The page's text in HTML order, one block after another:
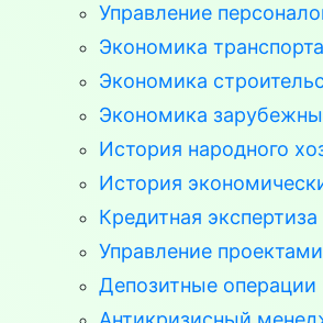
Управление
Экономика
Экономика
Экономика
История народного
История
Кредитная экспертиза
Управление проектами
Депозитные операции